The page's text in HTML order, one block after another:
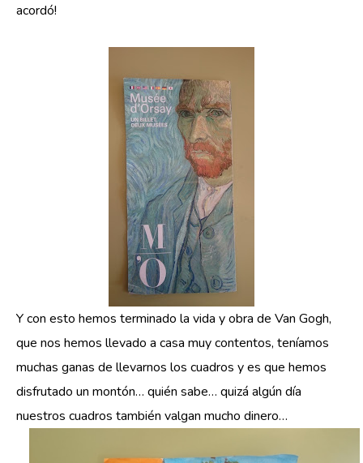
acordó!
Y con esto hemos terminado la vida y obra de Van Gogh,
que nos hemos llevado a casa muy contentos, teníamos
muchas ganas de llevarnos los cuadros y es que hemos
disfrutado un montón… quién sabe… quizá algún día
nuestros cuadros también valgan mucho dinero…